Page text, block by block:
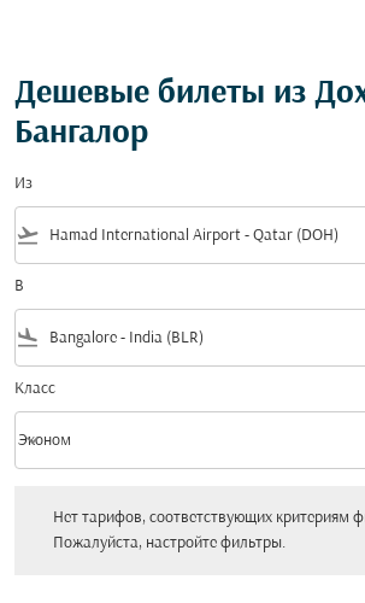
Дешевые билеты из
Бангалор
Из
flight_takeoff
В
flight_land
Класс
Класс option Эконом Selected
Эконом
keyboard_arrow_down
Нет тарифов, соответствующих критериям
Пожалуйста, настройте фильтры.